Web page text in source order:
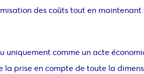
des coûts tout en
uniquement comme un acte
la prise en compte de toute la